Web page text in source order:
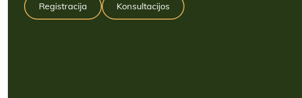
Registracija Konsultacijos